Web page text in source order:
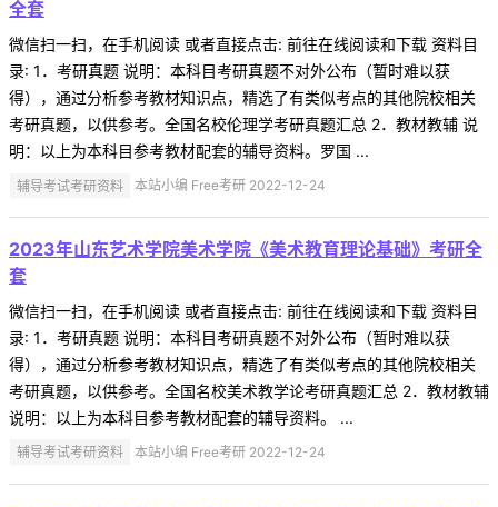
全套
微信扫一扫，在手机阅读 或者直接点击: 前往在线阅读和下载 资料目
录: 1．考研真题 说明：本科目考研真题不对外公布（暂时难以获
得），通过分析参考教材知识点，精选了有类似考点的其他院校相关
考研真题，以供参考。全国名校伦理学考研真题汇总 2．教材教辅 说
明：以上为本科目参考教材配套的辅导资料。罗国 ...
辅导考试考研资料 本站小编 Free考研 2022-12-24
2023年山东艺术学院美术学院《美术教育理论基础》考研全
套
微信扫一扫，在手机阅读 或者直接点击: 前往在线阅读和下载 资料目
录: 1．考研真题 说明：本科目考研真题不对外公布（暂时难以获
得），通过分析参考教材知识点，精选了有类似考点的其他院校相关
考研真题，以供参考。全国名校美术教学论考研真题汇总 2．教材教辅
说明：以上为本科目参考教材配套的辅导资料。 ...
辅导考试考研资料 本站小编 Free考研 2022-12-24